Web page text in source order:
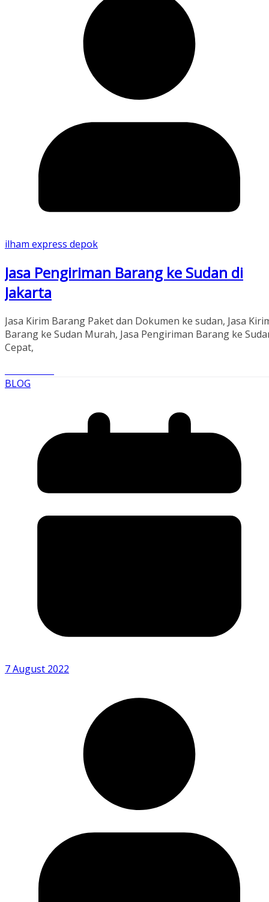
ilham express depok
Jasa Pengiriman Barang ke Sudan di
Jakarta
Jasa Kirim Barang Paket dan Dokumen ke sudan, Jasa
Barang ke Sudan Murah, Jasa Pengiriman Barang ke
Cepat,
BLOG
7 August 2022